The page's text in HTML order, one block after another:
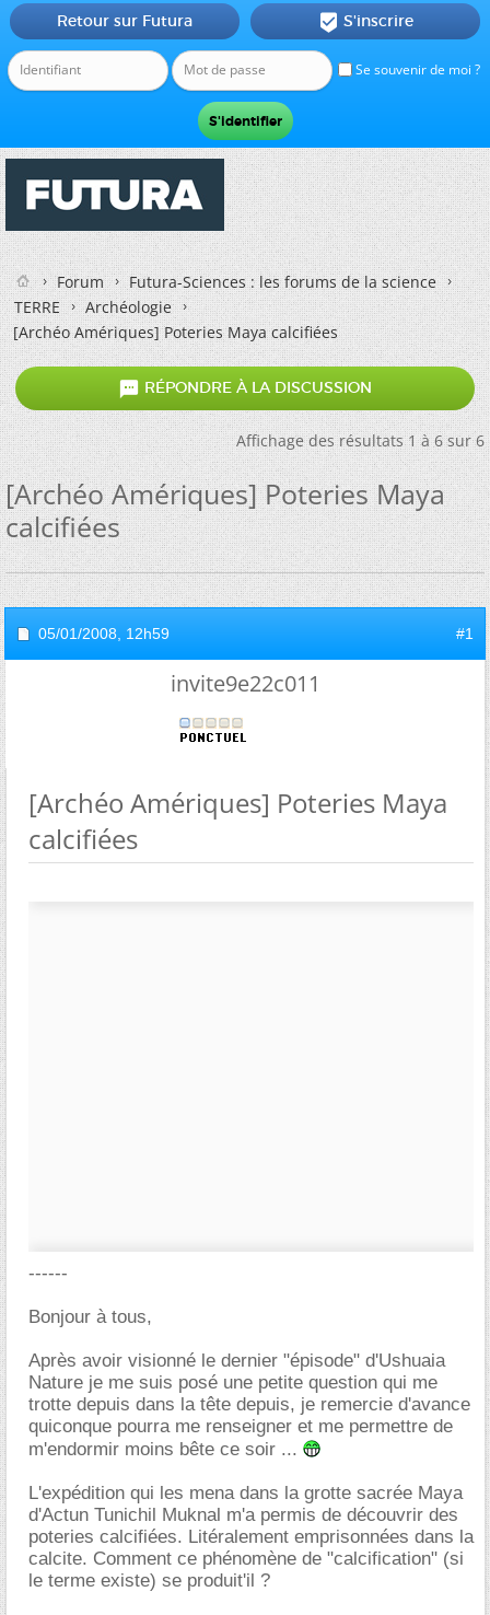
Se souvenir de moi ?
Retour sur Futura  S'inscrire
Forum
Futura-Sciences : les forums de la science
TERRE
Archéologie
[Archéo Amériques] Poteries Maya calcifiées
 RÉPONDRE À LA DISCUSSION
Affichage des résultats 1 à 6 sur 6
[Archéo Amériques] Poteries Maya
calcifiées
05/01/2008, 12h59 #1
invite9e22c011
[Archéo Amériques] Poteries Maya
calcifiées
------
Bonjour à tous,
Après avoir visionné le dernier "épisode" d'Ushuaia
Nature je me suis posé une petite question qui me
trotte depuis dans la tête depuis, je remercie d'avance
quiconque pourra me renseigner et me permettre de
m'endormir moins bête ce soir ...
L'expédition qui les mena dans la grotte sacrée Maya
d'Actun Tunichil Muknal m'a permis de découvrir des
poteries calcifiées. Litéralement emprisonnées dans la
calcite. Comment ce phénomène de "calcification" (si
le terme existe) se produit'il ?